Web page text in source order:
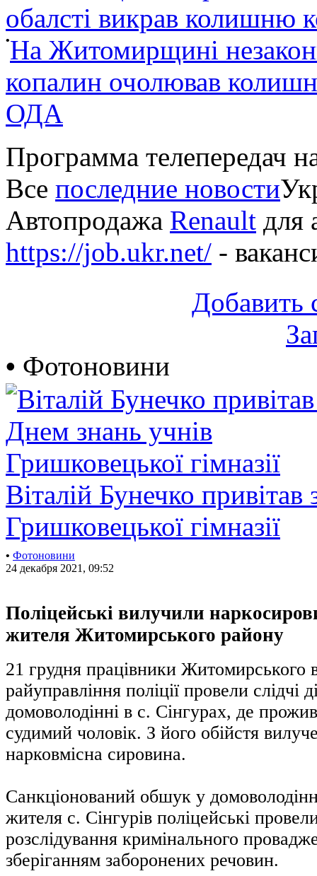
обалсті викрав колишню
•На Житомирщині
копалин очолював
ОДА
Программа телепередач
Все последние новости
Автопродажа Renault для
https://job.ukr.net/ -
Добавить
• Фотоновини
Віталій Бунечко
Гришковецької гімназії
• Фотоновини
24 декабря 2021, 09:52
Поліцейські вилучили
жителя Житомирського району
21 грудня працівники Житомирського
райуправління поліції провели слідчі
домоволодінні в с. Сінгурах, де
судимий чоловік. З його обійстя
нарковмісна сировина.
Санкціонований обшук у
жителя с. Сінгурів поліцейські
розслідування кримінального
зберіганням заборонених речовин.